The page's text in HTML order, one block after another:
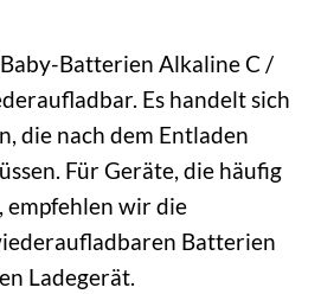
Batterien Alkaline C /
Es handelt sich
die nach dem Entladen
Für Geräte, die häufig
wir die
Batterien
Ladegerät.